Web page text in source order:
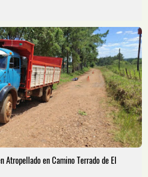
Atropellado en Camino Terrado de El